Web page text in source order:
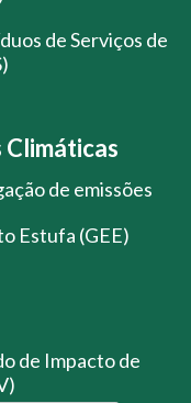
de Serviços de
de emissões
Estufa (GEE)
de Impacto de